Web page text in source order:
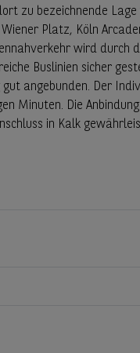
zu bezeichnende
Platz, Köln
wird
Buslinien sicher
angebunden. Der
Minuten. Die
in Kalk